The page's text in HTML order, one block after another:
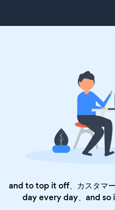
and to top it off、カスタマ
day every day、and so